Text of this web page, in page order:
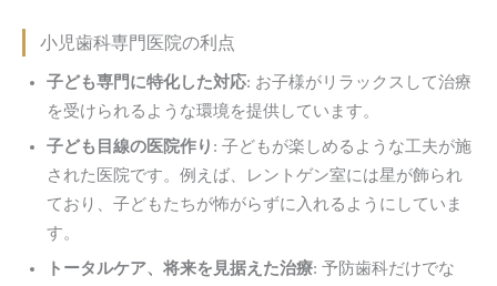
小児歯科専門医院の利点
子ども専門に特化した対応: お子様がリラックスして治療
を受けられるような環境を提供しています。
子ども目線の医院作り : 子どもが楽しめるような工夫が施
された医院です。例えば、レントゲン室には星が飾られ
ており、子どもたちが怖がらずに入れるようにしていま
す。
トータルケア、将来を見据えた治療: 予防歯科だけでな